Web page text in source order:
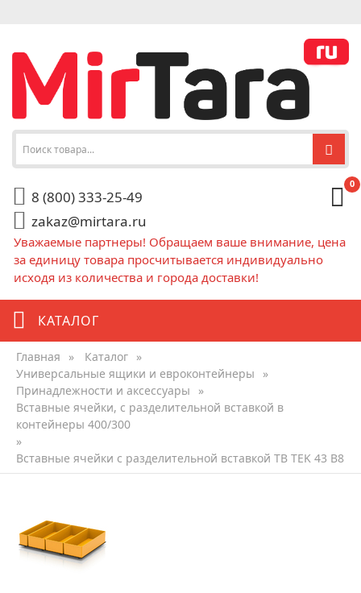
8 (800) 333-25-49
zakaz@mirtara.ru
0
Уважаемые партнеры! Обращаем ваше внимание, цена
за единицу товара просчитывается индивидуально
исходя из количества и города доставки!
КАТАЛОГ
Главная » Каталог »
Универсальные ящики и евроконтейнеры
»
Принадлежности и аксессуары
»
Вставные ячейки, с разделительной вставкой в
контейнеры 400/300
»
Вставные ячейки с разделительной вставкой TB TEK 43 B8